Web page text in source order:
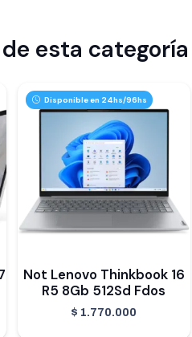
esta categoría
Disponible en 24hs/96hs
Not Lenovo Thinkbook 16
R5 8Gb 512Sd Fdos
$ 1.770.000